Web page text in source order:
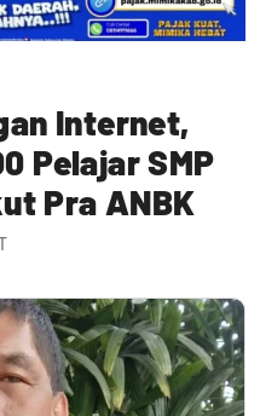
Internet,
Pelajar SMP
Pra ANBK